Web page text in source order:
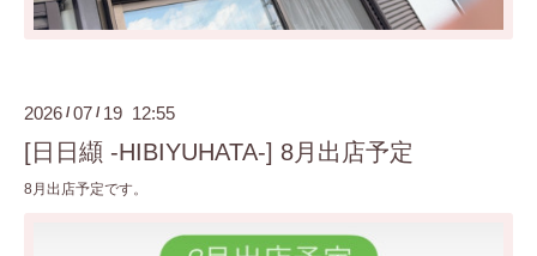
2026 /07 / 19 12:55
[日日纈 -HIBIYUHATA-] 8月出店予定
8月出店予定です。